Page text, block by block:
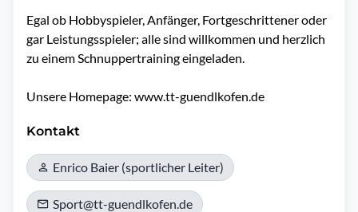
Egal ob Hobbyspieler, Anfänger, Fortgeschrittener oder
gar Leistungsspieler; alle sind willkommen und herzlich
zu einem Schnuppertraining eingeladen.
Unsere Homepage: www.tt-guendlkofen.de
Kontakt
Enrico Baier (sportlicher Leiter)
Sport@tt-guendlkofen.de